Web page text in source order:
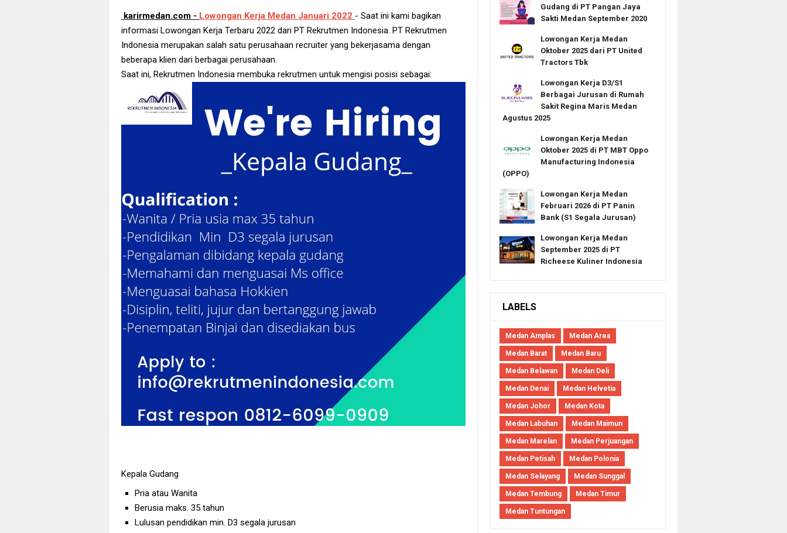
karirmedan.com - Lowongan Kerja Medan Januari 2022 - Saat ini kami bagikan
informasi Lowongan Kerja Terbaru 2022 dari PT Rekrutmen Indonesia. PT Rekrutmen
Indonesia merupakan salah satu perusahaan recruiter yang bekerjasama dengan
beberapa klien dari berbagai perusahaan.
Saat ini, Rekrutmen Indonesia membuka rekrutmen untuk mengisi posisi sebagai:
Kepala Gudang
Pria atau Wanita
Berusia maks. 35 tahun
Lulusan pendidikan min. D3 segala jurusan
Gudang di PT Pangan Jaya
Sakti Medan September 2020
Lowongan Kerja Medan
Oktober 2025 dari PT United
Tractors Tbk
Lowongan Kerja D3/S1
Berbagai Jurusan di Rumah
Sakit Regina Maris Medan
Agustus 2025
Lowongan Kerja Medan
Oktober 2025 di PT MBT Oppo
Manufacturing Indonesia
(OPPO)
Lowongan Kerja Medan
Februari 2026 di PT Panin
Bank (S1 Segala Jurusan)
Lowongan Kerja Medan
September 2025 di PT
Richeese Kuliner Indonesia
LABELS
Medan Amplas Medan Area
Medan Barat Medan Baru
Medan Belawan Medan Deli
Medan Denai Medan Helvetia
Medan Johor Medan Kota
Medan Labuhan Medan Maimun
Medan Marelan Medan Perjuangan
Medan Petisah Medan Polonia
Medan Selayang Medan Sunggal
Medan Tembung Medan Timur
Medan Tuntungan